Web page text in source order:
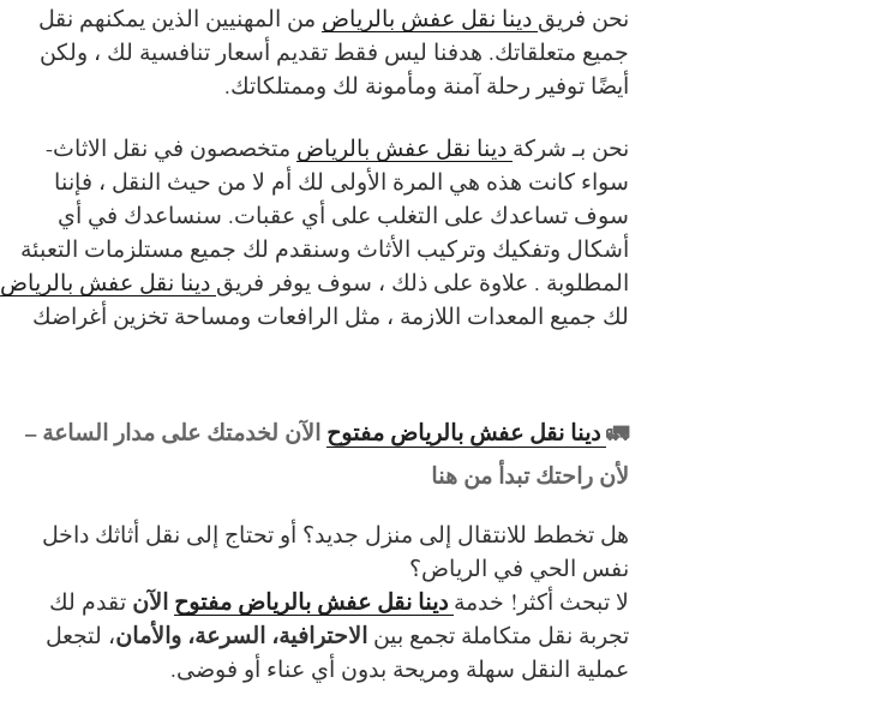
نحن فريق دينا نقل عفش بالرياض من المهنيين الذين يمكنهم نقل
جميع متعلقاتك. هدفنا ليس فقط تقديم أسعار تنافسية لك ، ولكن
أيضًا توفير رحلة آمنة ومأمونة لك وممتلكاتك.
نحن بـ شركة دينا نقل عفش بالرياض متخصصون في نقل الاثاث-
سواء كانت هذه هي المرة الأولى لك أم لا من حيث النقل ، فإننا
سوف تساعدك على التغلب على أي عقبات. سنساعدك في أي
أشكال وتفكيك وتركيب الأثاث وسنقدم لك جميع مستلزمات التعبئة
المطلوبة . علاوة على ذلك ، سوف يوفر فريق دينا نقل عفش بالرياض
لك جميع المعدات اللازمة ، مثل الرافعات ومساحة تخزين أغراضك
🚛دينا نقل عفش بالرياض مفتوح الآن لخدمتك على مدار الساعة –
لأن راحتك تبدأ من هنا
هل تخطط للانتقال إلى منزل جديد؟ أو تحتاج إلى نقل أثاثك داخل
نفس الحي في الرياض؟
لا تبحث أكثر! خدمة دينا نقل عفش بالرياض مفتوح الآن تقدم لك
تجربة نقل متكاملة تجمع بين الاحترافية، السرعة، والأمان، لتجعل
عملية النقل سهلة ومريحة بدون أي عناء أو فوضى.